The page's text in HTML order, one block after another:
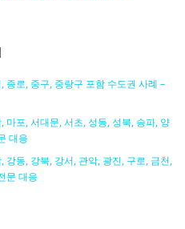
로, 중구, 중랑구 포함 수도권 사례 –
포, 서대문, 서초, 성동, 성북, 송파, 양
대응
동, 강북, 강서, 관악, 광진, 구로, 금천,
문 대응